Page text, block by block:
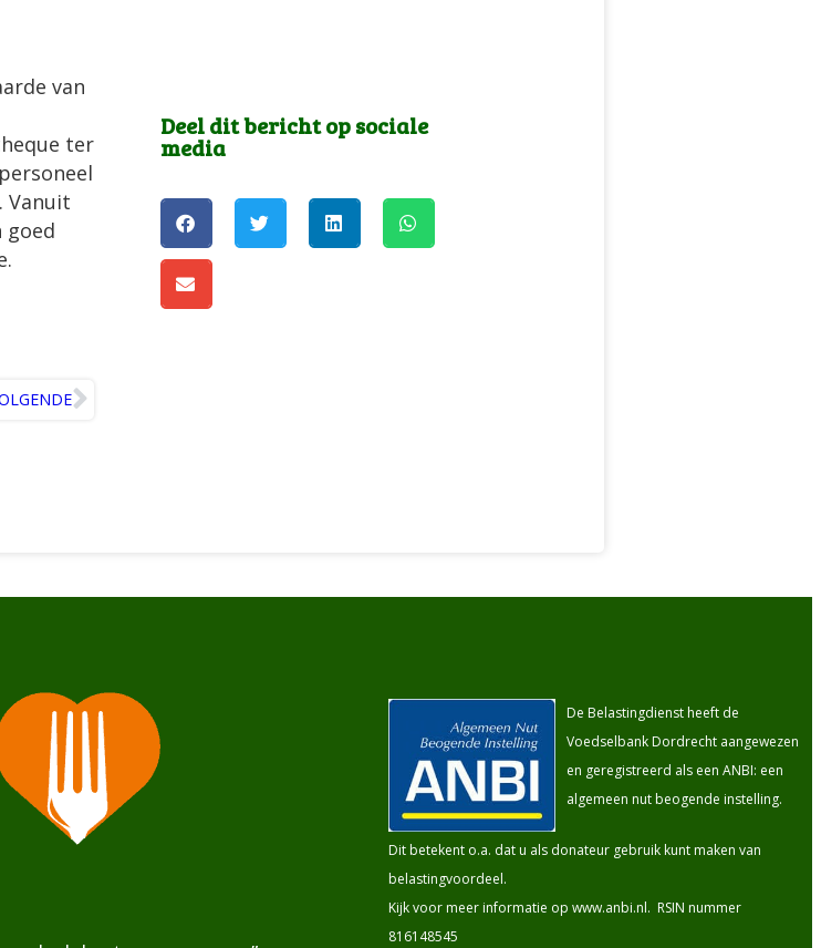
van
ter
Vanuit
goed
Deel dit bericht op sociale
media
De Belastingdienst heeft de
Voedselbank Dordrecht aangewezen
en geregistreerd als een ANBI: een
algemeen nut beogende instelling.
Dit betekent o.a. dat u als donateur gebruik kunt maken van
belastingvoordeel.
Kijk voor meer informatie opwww.anbi.nl. RSIN nummer
816148545